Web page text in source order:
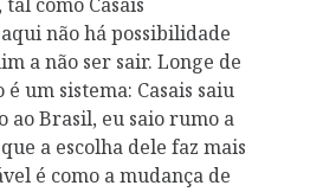
não há possibilidade
a não ser sair. Longe de
um sistema: Casais saiu
ao Brasil, eu saio rumo a
a escolha dele faz mais
é como a mudança de